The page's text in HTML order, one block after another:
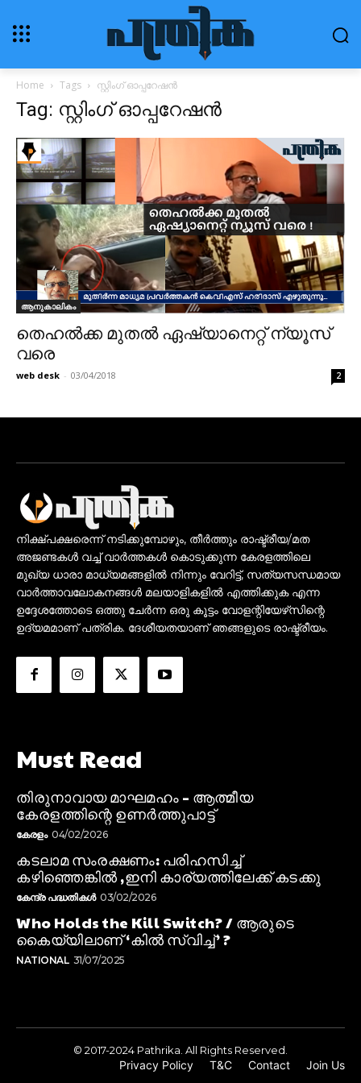
Home Tags സ്റ്റിംഗ് ഓപ്പറേഷൻ
Tag: സ്റ്റിംഗ് ഓപ്പറേഷൻ
ആനുകാലികം
തെഹൽക്ക മുതൽ ഏഷ്യാനെറ്റ് ന്യൂസ്
വരെ
web desk - 03/04/2018 2
നിക്ഷ്പക്ഷരെന്ന് നടിക്കുമ്പോഴും, തീർത്തും രാഷ്ട്രീയ/മത
അജണ്ടകൾ വച്ച് വാർത്തകൾ കൊടുക്കുന്ന കേരളത്തിലെ
മുഖ്യ ധാരാ മാധ്യമങ്ങളിൽ നിന്നും വേറിട്ട്, സത്യസന്ധമായ
വാർത്താവലോകനങ്ങൾ മലയാളികളിൽ എത്തിക്കുക എന്ന
ഉദ്ദേശത്തോടെ ഒത്തു ചേർന്ന ഒരു കൂട്ടം വോളന്റിയേഴ്‌സിന്റെ
ഉദ്യമമാണ് പത്രിക. ദേശീയതയാണ് ഞങ്ങളുടെ രാഷ്ട്രീയം.
Must Read
തിരുനാവായ മാഘമഹം – ആത്മീയ
കേരളത്തിന്റെ ഉണർത്തുപാട്ട്
കേരളം 04/02/2026
കടലാമ സംരക്ഷണം: പരിഹസിച്ച്
കഴിഞ്ഞെങ്കിൽ ,ഇനി കാര്യത്തിലേക്ക് കടക്കു
കേന്ദ്ര പദ്ധതികൾ 03/02/2026
Who Holds the Kill Switch? / ആരുടെ
കൈയ്യിലാണ് ‘കിൽ സ്വിച്ച്’ ?
NATIONAL 31/07/2025
© 2017-2024 Pathrika. All Rights Reserved.
Privacy Policy T&C Contact Join Us